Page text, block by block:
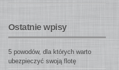
Ostatnie wpisy
5 powodów, dla których warto
ubezpieczyć swoją flotę